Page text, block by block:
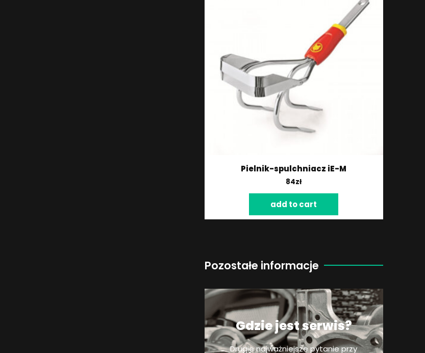
Pielnik-spulchniacz iE-M
84zł
add to cart
Pozostałe informacje
Gdzie jest serwis?
Drugie najważniejsze pytanie przy